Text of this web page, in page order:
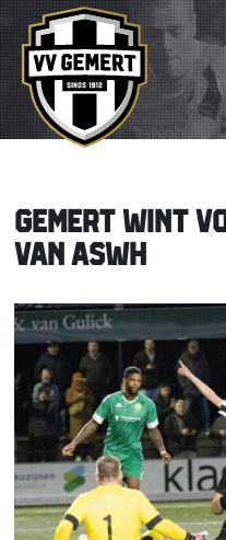
GEMERT WINT
VAN ASWH